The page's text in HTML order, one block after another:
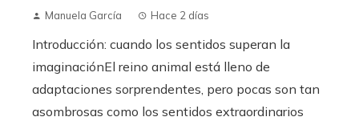
Manuela García Hace 2 días
Introducción: cuando los sentidos superan la
imaginaciónEl reino animal está lleno de
adaptaciones sorprendentes, pero pocas son tan
asombrosas como los sentidos extraordinarios